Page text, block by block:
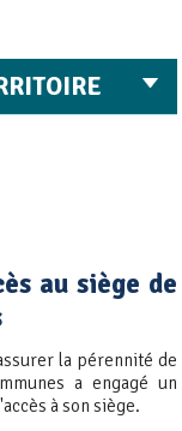
au siège de
la pérennité de
a engagé un
à son siège.